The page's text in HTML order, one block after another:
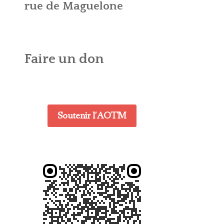
rue de Maguelone
Faire un don
Soutenir l'AOTM